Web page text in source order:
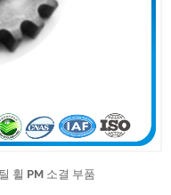
휠 PM 소결 부품